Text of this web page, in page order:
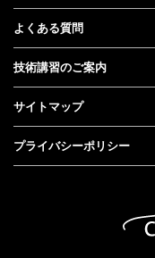
よくある質問
技術講習のご案内
サイトマップ
プライバシーポリシー